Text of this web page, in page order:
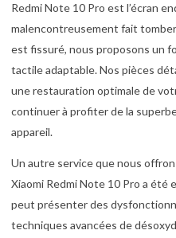
Redmi Note 10 Pro est l’écran
malencontreusement fait
est fissuré, nous proposons un
tactile adaptable. Nos pièces
une restauration optimale de
continuer à profiter de la
appareil.
Un autre service que nous
Xiaomi Redmi Note 10 Pro a été
peut présenter des
techniques avancées de